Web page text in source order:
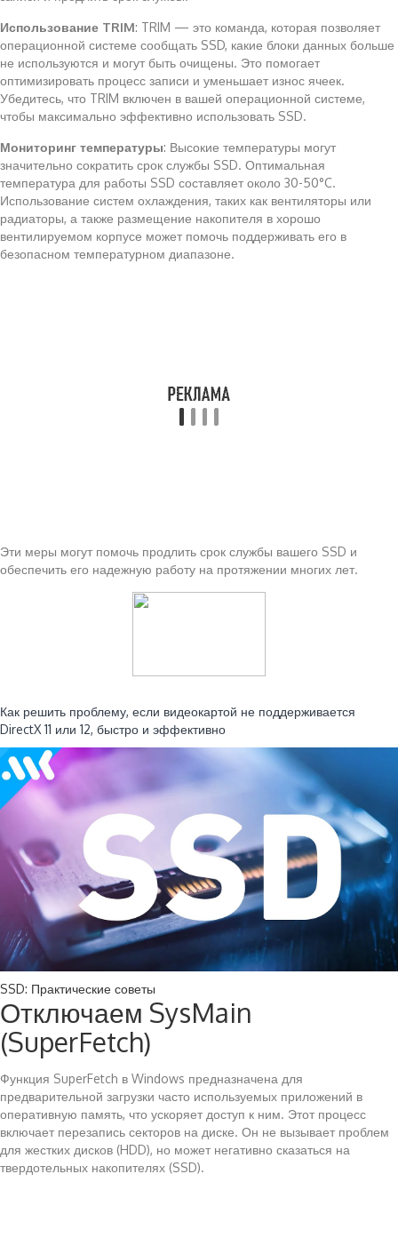
Использование TRIM: TRIM — это команда, которая позволяет
операционной системе сообщать SSD, какие блоки данных больше
не используются и могут быть очищены. Это помогает
оптимизировать процесс записи и уменьшает износ ячеек.
Убедитесь, что TRIM включен в вашей операционной системе,
чтобы максимально эффективно использовать SSD.
Мониторинг температуры: Высокие температуры могут
значительно сократить срок службы SSD. Оптимальная
температура для работы SSD составляет около 30-50°C.
Использование систем охлаждения, таких как вентиляторы или
радиаторы, а также размещение накопителя в хорошо
вентилируемом корпусе может помочь поддерживать его в
безопасном температурном диапазоне.
Эти меры могут помочь продлить срок службы вашего SSD и
обеспечить его надежную работу на протяжении многих лет.
Как решить проблему, если видеокартой не поддерживается
DirectX 11 или 12, быстро и эффективно
SSD: Практические советы
Отключаем SysMain
(SuperFetch)
Функция SuperFetch в Windows предназначена для
предварительной загрузки часто используемых приложений в
оперативную память, что ускоряет доступ к ним. Этот процесс
включает перезапись секторов на диске. Он не вызывает проблем
для жестких дисков (HDD), но может негативно сказаться на
твердотельных накопителях (SSD).